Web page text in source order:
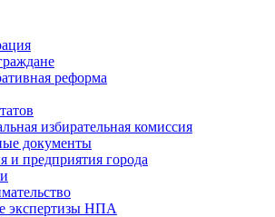
реформа
избирательная комиссия
документы
и предприятия города
экспертизы НПА